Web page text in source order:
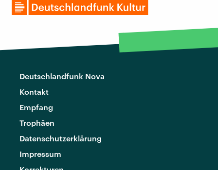
Deutschlandfunk Nova
Kontakt
Empfang
Trophäen
Datenschutzerklärung
Impressum